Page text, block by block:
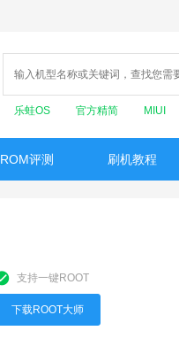
乐蛙OS 官方精简 MIUI
ROM评测 刷机教程
支持一键ROOT
下载ROOT大师